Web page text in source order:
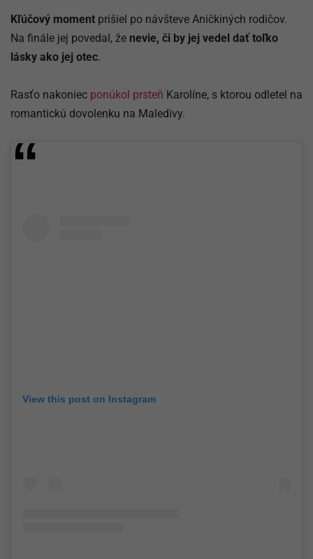
Kľúčový moment prišiel po návšteve Aničkiných rodičov.
Na finále jej povedal, že nevie, či by jej vedel dať toľko
lásky ako jej otec.
Rasťo nakoniec ponúkol prsteň Karolíne, s ktorou odletel na
romantickú dovolenku na Maledivy.
View this post on Instagram